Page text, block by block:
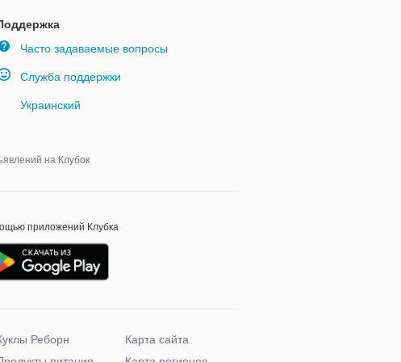
Часто задаваемые вопросы
Служба поддержки
Украинский
на Клубок
приложений Клубка
Реборн
Карта сайта